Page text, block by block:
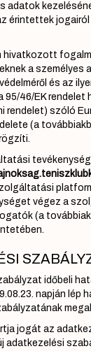
adatok
érintettek
hivatkozott
a személyes
és az
95/46/EK rendelet
rendelet) szóló
(a
végez a
(a
időbeli
napján lép
jogát az
adatkezelési